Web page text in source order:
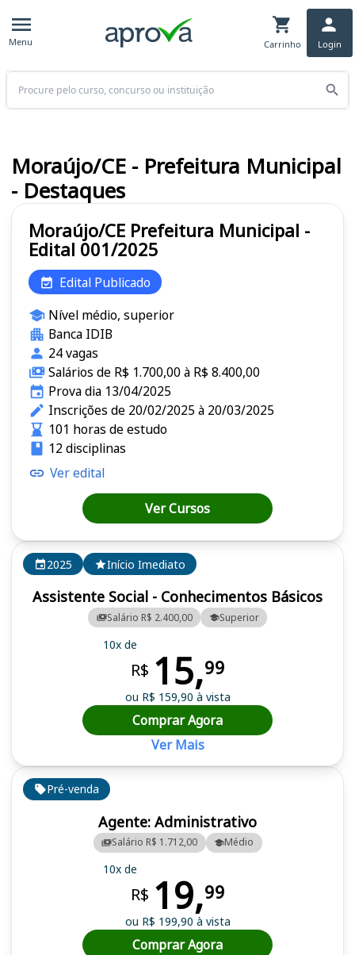
Menu Carrinho Login
Buscar
Pré-venda
Agente: Administrativo
Salário R$ 1.712,00 Médio
10x de
R$ 19,99
ou R$ 199,90 à vista
Comprar Agora
2025 Início Imediato
Assistente Social - Conhecimentos Básicos
Salário R$ 2.400,00 Superior
10x de
R$ 15,99
ou R$ 159,90 à vista
Comprar Agora
Ver Mais
Moraújo/CE Prefeitura Municipal -
Edital 001/2025
Edital Publicado
Nível médio, superior
Banca IDIB
24 vagas
Salários de R$ 1.700,00 à R$ 8.400,00
Prova dia 13/04/2025
Inscrições de 20/02/2025 à 20/03/2025
101 horas de estudo
12 disciplinas
Ver edital
Ver Cursos
Moraújo/CE - Prefeitura Municipal
- Destaques